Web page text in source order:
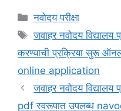
Categories
नवोदय परीक्षा
Tags
जवाहर नवोदय
करण्याची प्रक्रिया सुरू
online application
जवाहर नवोदय विद्यालय
pdf स्वरूपात उपलब्ध